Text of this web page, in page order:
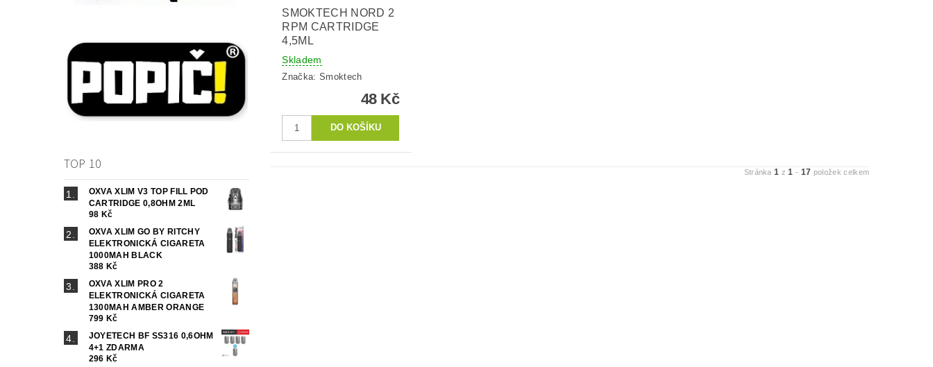
TOP 10
OXVA XLIM V3 TOP FILL POD
CARTRIDGE 0,8OHM 2ML
98 Kč
OXVA XLIM GO BY RITCHY
ELEKTRONICKÁ CIGARETA
1000MAH BLACK
388 Kč
OXVA XLIM PRO 2
ELEKTRONICKÁ CIGARETA
1300MAH AMBER ORANGE
799 Kč
JOYETECH BF SS316 0,6OHM
4+1 ZDARMA
296 Kč
SMOKTECH NORD 2
RPM CARTRIDGE
4,5ML
Skladem
Značka: Smoktech
48 Kč
Stránka1 z1 - 17 položek celkem